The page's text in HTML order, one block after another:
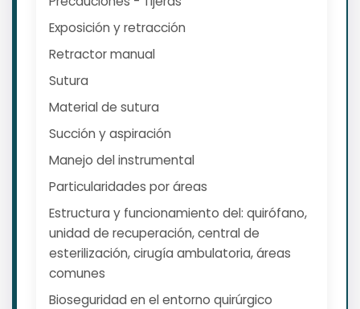
Exposición y retracción
Retractor manual
Sutura
Material de sutura
Succión y aspiración
Manejo del instrumental
Particularidades por áreas
Estructura y funcionamiento del: quirófano,
unidad de recuperación, central de
esterilización, cirugía ambulatoria, áreas
comunes
Bioseguridad en el entorno quirúrgico